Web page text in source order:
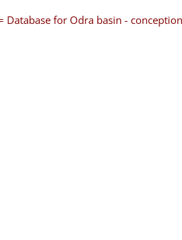
Database for Odra basin -